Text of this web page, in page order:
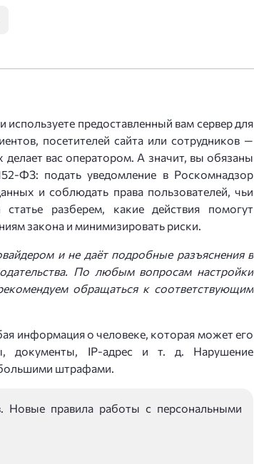
Windows 2019 и 2022
Битрикс
на базе Exchange
используете предоставленный вам сервер для
посетителей сайта или сотрудников —
делает вас оператором. А значит, вы обязаны
ФЗ: подать уведомление в Роскомнадзор
и соблюдать права пользователей, чьи
разберем, какие действия помогут
закона и минимизировать риски.
и не даёт подробные разъяснения в
По любым вопросам настройки
обращаться к соответствующим
информация о человеке, которая может его
документы, IP-адрес и т. д. Нарушение
штрафами.
правила работы с персональными